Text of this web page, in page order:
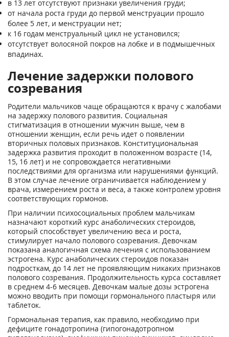
в 13 лет отсутствуют признаки увеличения груди;
от начала роста груди до первой менструации прошло
более 5 лет, и менструации нет;
к 16 годам менструальный цикл не установился;
отсутствует волосяной покров на лобке и в подмышечных
впадинах.
Лечение задержки полового
созревания
Родители мальчиков чаще обращаются к врачу с жалобами
на задержку полового развития. Социальная
стигматизация в отношении мужчин выше, чем в
отношении женщин, если речь идет о появлении
вторичных половых признаков. Конституциональная
задержка развития проходит в положенном возрасте (14,
15, 16 лет) и не сопровождается негативными
последствиями для организма или нарушениями функций.
В этом случае лечение ограничивается наблюдением у
врача, измерением роста и веса, а также контролем уровня
соответствующих гормонов.
При наличии психосоциальных проблем мальчикам
назначают короткий курс анаболических стероидов,
который способствует увеличению веса и роста,
стимулирует начало полового созревания. Девочкам
показана аналогичная схема лечения с использованием
эстрогена. Курс анаболических стероидов показан
подросткам, до 14 лет не проявляющим никаких признаков
полового созревания. Продолжительность курса составляет
в среднем 4-6 месяцев. Девочкам малые дозы эстрогена
можно вводить при помощи гормонального пластыря или
таблеток.
Гормональная терапия, как правило, необходимо при
дефиците гонадотропина (гипогонадотропном